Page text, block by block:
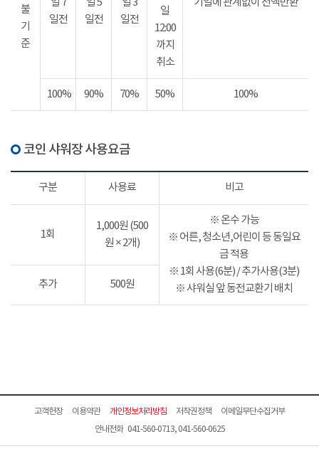
불
기
준
일전
일전
일전
일
12:00
까지
취소
100% 90% 70% 50% 100%
코인 샤워장 사용요금
구분 사용료 비고
1회
1,000원 (500
원 × 2개)
※ 온수 가능
※ 어른, 청소년,어린이 등 동일요
금 적용
※ 1회 사용(6분) / 추가사용(3분)
※ 샤워실 앞 동전교환기 배치
추가 500원
고객헌장 이용약관 개인정보처리방침 저작권정책
이메일무단수집거부
안내전화 041-560-0713, 041-560-0625